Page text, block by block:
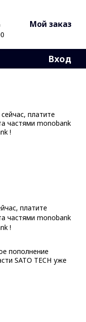
Мой заказ
Вход
платите
частями monobank
!